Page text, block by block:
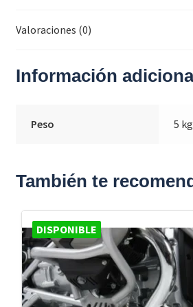
Valoraciones (0)
Información
Peso 5 kg
También te
DISPONIBLE